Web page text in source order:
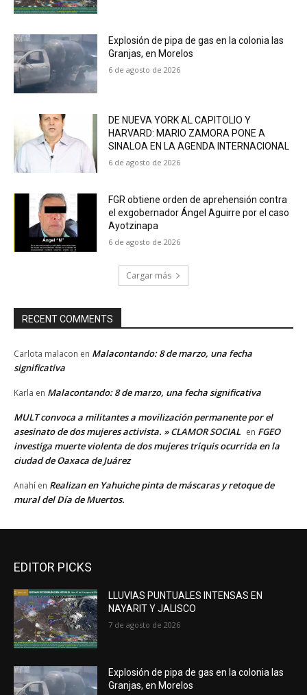
Explosión de pipa de gas en la colonia las
Granjas, en Morelos
6 de agosto de 2026
DE NUEVA YORK AL CAPITOLIO Y
HARVARD: MARIO ZAMORA PONE A
SINALOA EN LA AGENDA INTERNACIONAL
6 de agosto de 2026
FGR obtiene orden de aprehensión contra
el exgobernador Ángel Aguirre por el caso
Ayotzinapa
6 de agosto de 2026
Cargar más
RECENT COMMENTS
Carlota malacon en Malacontando: 8 de marzo, una fecha
significativa
Karla en Malacontando: 8 de marzo, una fecha significativa
MULT convoca a militantes a movilización permanente por el
asesinato de dos mujeres activista. » CLAMOR SOCIAL en FGEO
investiga muerte violenta de dos mujeres triquis ocurrida en la
ciudad de Oaxaca de Juárez
Anahí en Realizan en Yahuiche pinta de máscaras y retoque de
mural del Día de Muertos.
EDITOR PICKS
LLUVIAS PUNTUALES INTENSAS EN
NAYARIT Y JALISCO
7 de agosto de 2026
Explosión de pipa de gas en la colonia las
Granjas, en Morelos